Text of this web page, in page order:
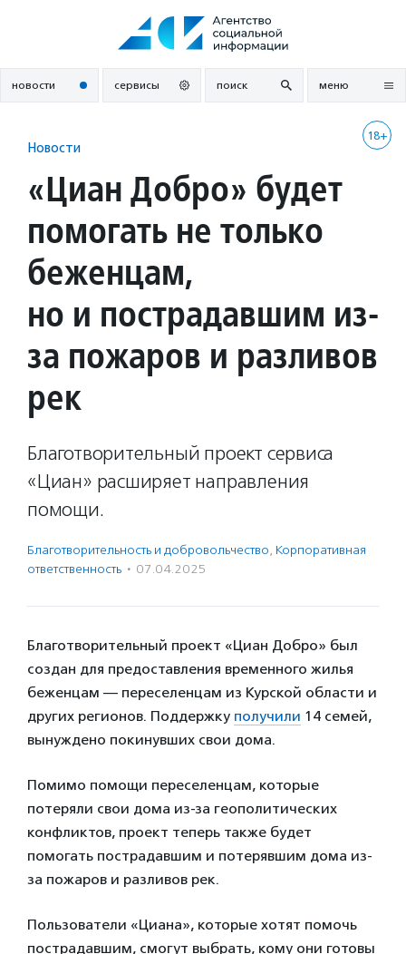
новости сервисы поиск меню
18+
Новости
«Циан Добро» будет
помогать не только
беженцам,
но и пострадавшим из-
за пожаров и разливов
рек
Благотворительный проект сервиса
«Циан» расширяет направления
помощи.
Благотвори­тель­ность и доброволь­чест­во, Корпоративная
ответственность · 07.04.2025
Благотворительный проект «Циан Добро» был
создан для предоставления временного жилья
беженцам — переселенцам из Курской области и
других регионов. Поддержку получили 14 семей,
вынуждено покинувших свои дома.
Помимо помощи переселенцам, которые
потеряли свои дома из-за геополитических
конфликтов, проект теперь также будет
помогать пострадавшим и потерявшим дома из-
за пожаров и разливов рек.
Пользователи «Циана», которые хотят помочь
пострадавшим, смогут выбрать, кому они готовы